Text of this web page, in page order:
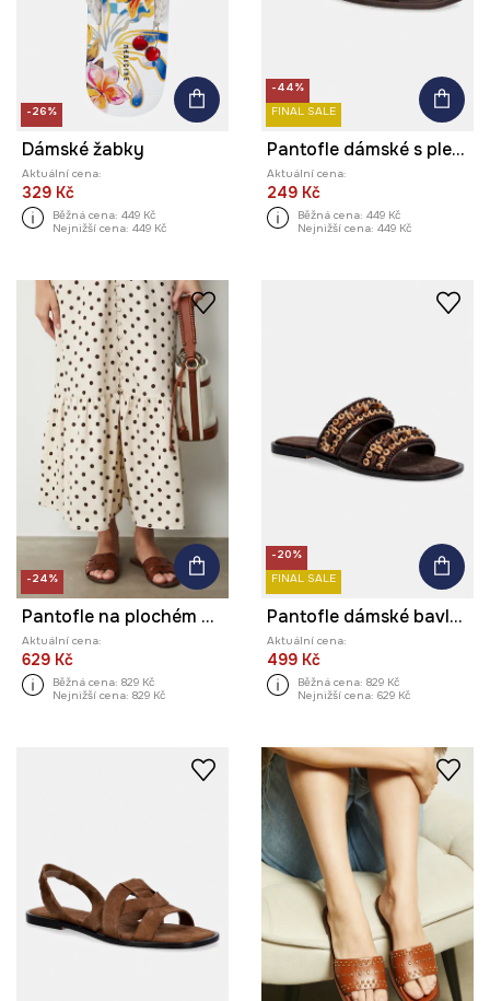
-26%
Dámské žabky
Aktuální cena:
329 Kč
Běžná cena: 449 Kč
Nejnižší cena: 449 Kč
-44%
FINAL SALE
Pantofle dámské s pletenými pásky
Aktuální cena:
249 Kč
Běžná cena: 449 Kč
Nejnižší cena: 449 Kč
-24%
Pantofle na plochém podpatku dámské kožené
Aktuální cena:
629 Kč
Běžná cena: 829 Kč
Nejnižší cena: 829 Kč
-20%
FINAL SALE
Pantofle dámské bavlněné s korálky
Aktuální cena:
499 Kč
Běžná cena: 829 Kč
Nejnižší cena: 629 Kč